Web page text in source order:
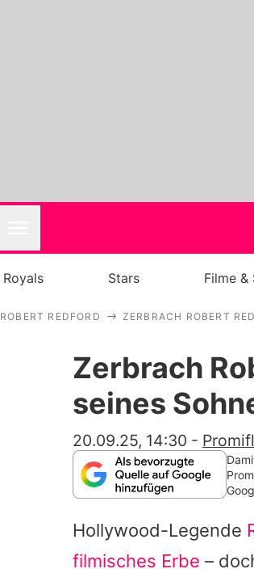
Royals Stars Filme &
ROBERT REDFORD ZERBRACH ROBERT
Zerbrach
seines
20.09.25, 14:30 -
Hollywood-Legende
filmisches Erbe –